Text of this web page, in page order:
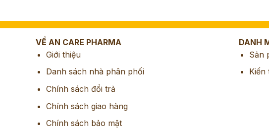
VỀ AN CARE PHARMA
Giới thiệu
Danh sách nhà phân phối
Chính sách đổi trả
Chính sách giao hàng
Chính sách bảo mật
DANH
Sản
Kiến